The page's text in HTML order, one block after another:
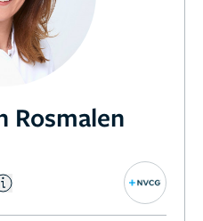
Rosmalen